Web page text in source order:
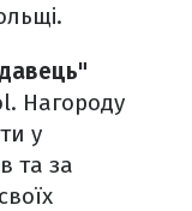
Нагороду
у
та за